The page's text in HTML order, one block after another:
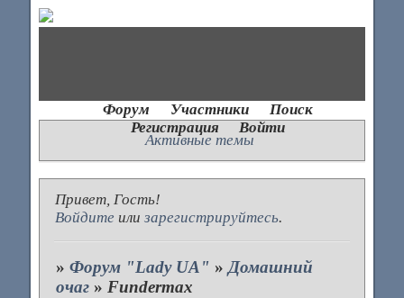
Форум Участники
Поиск
Регистрация
Войти
Активные темы
Привет, Гость!
Войдите или зарегистрируйтесь.
»Форум "Lady UA" » Домашний
очаг » Fundermax